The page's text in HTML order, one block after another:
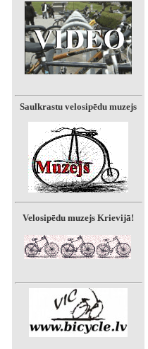
Saulkrastu velosipēdu muzejs
Velosipēdu muzejs Krievijā!